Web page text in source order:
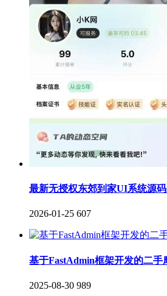
最新无授权东郊到家UI系统源
2026-01-25 607
基于FastAdmin框架开发的二手
2025-08-30 989